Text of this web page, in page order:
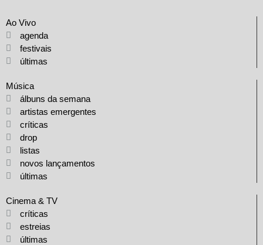
Ao Vivo
agenda
festivais
últimas
Música
álbuns da semana
artistas emergentes
críticas
drop
listas
novos lançamentos
últimas
Cinema & TV
críticas
estreias
últimas